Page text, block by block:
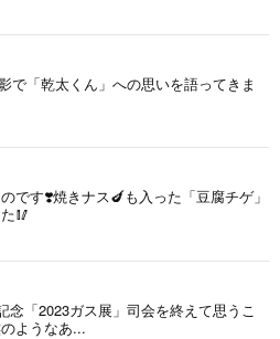
で「乾太くん」への思いを語ってきま
です❣️焼きナス🍆も入った「豆腐チゲ」
🥢
念「2023ガス展」司会を終えて思うこ
ようなあ...